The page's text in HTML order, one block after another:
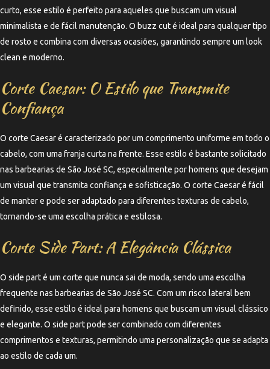
curto, esse estilo é perfeito para aqueles que buscam um visual
minimalista e de fácil manutenção. O buzz cut é ideal para qualquer tipo
de rosto e combina com diversas ocasiões, garantindo sempre um look
clean e moderno.
Corte Caesar: O Estilo que Transmite
Confiança
O corte Caesar é caracterizado por um comprimento uniforme em todo o
cabelo, com uma franja curta na frente. Esse estilo é bastante solicitado
nas barbearias de São José SC, especialmente por homens que desejam
um visual que transmita confiança e sofisticação. O corte Caesar é fácil
de manter e pode ser adaptado para diferentes texturas de cabelo,
tornando-se uma escolha prática e estilosa.
Corte Side Part: A Elegância Clássica
O side part é um corte que nunca sai de moda, sendo uma escolha
frequente nas barbearias de São José SC. Com um risco lateral bem
definido, esse estilo é ideal para homens que buscam um visual clássico
e elegante. O side part pode ser combinado com diferentes
comprimentos e texturas, permitindo uma personalização que se adapta
ao estilo de cada um.